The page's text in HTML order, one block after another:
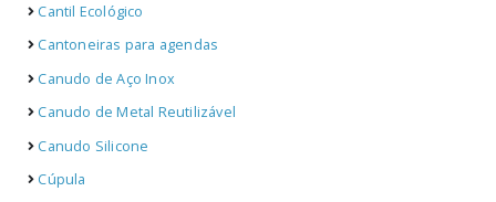
Cantil Ecológico
Cantoneiras para agendas
Canudo de Aço Inox
Canudo de Metal Reutilizável
Canudo Silicone
Cúpula